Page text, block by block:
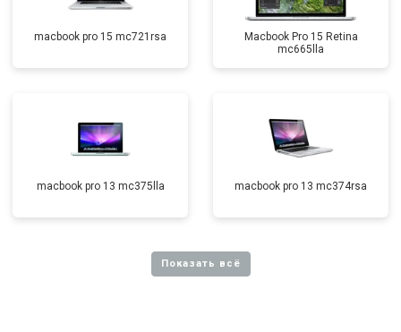
macbook pro 15 mc721rsa
Macbook Pro 15 Retina
mc665lla
macbook pro 13 mc375lla macbook pro 13 mc374rsa